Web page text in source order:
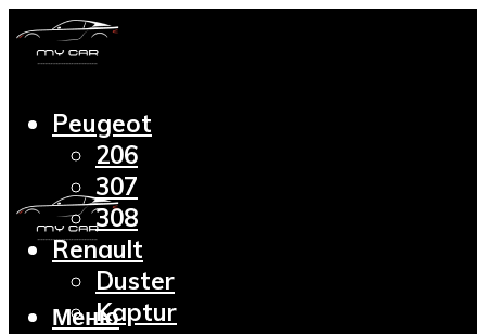
Peugeot
206
307
308
Renault
Duster
Kaptur
Меню